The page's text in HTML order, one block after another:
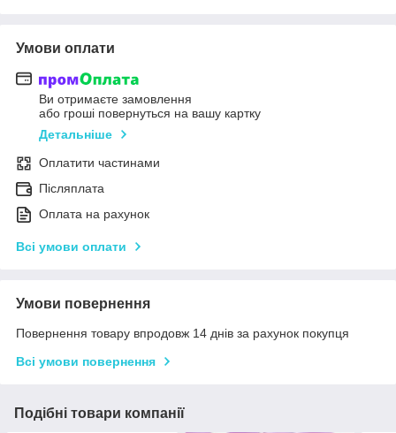
Умови оплати
Ви отримаєте замовлення
або гроші повернуться на вашу картку
Детальніше
Оплатити частинами
Післяплата
Оплата на рахунок
Всі умови оплати
Умови повернення
Повернення товару впродовж 14 днів за рахунок покупця
Всі умови повернення
Подібні товари компанії